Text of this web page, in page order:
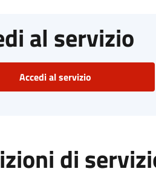
al servizio
Accedi al servizio
di